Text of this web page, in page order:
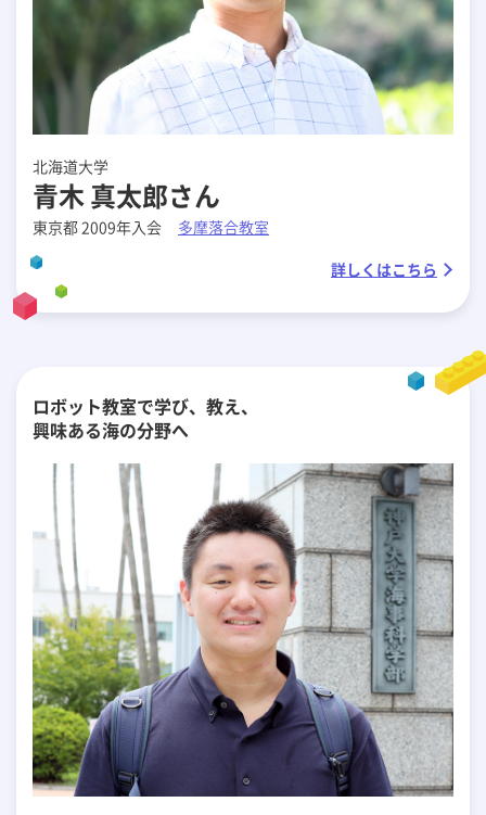
北海道大学
青木 真太郎さん
東京都 2009年入会
多摩落合教室
詳しくはこちら
ロボット教室で学び、教え、
興味ある海の分野へ